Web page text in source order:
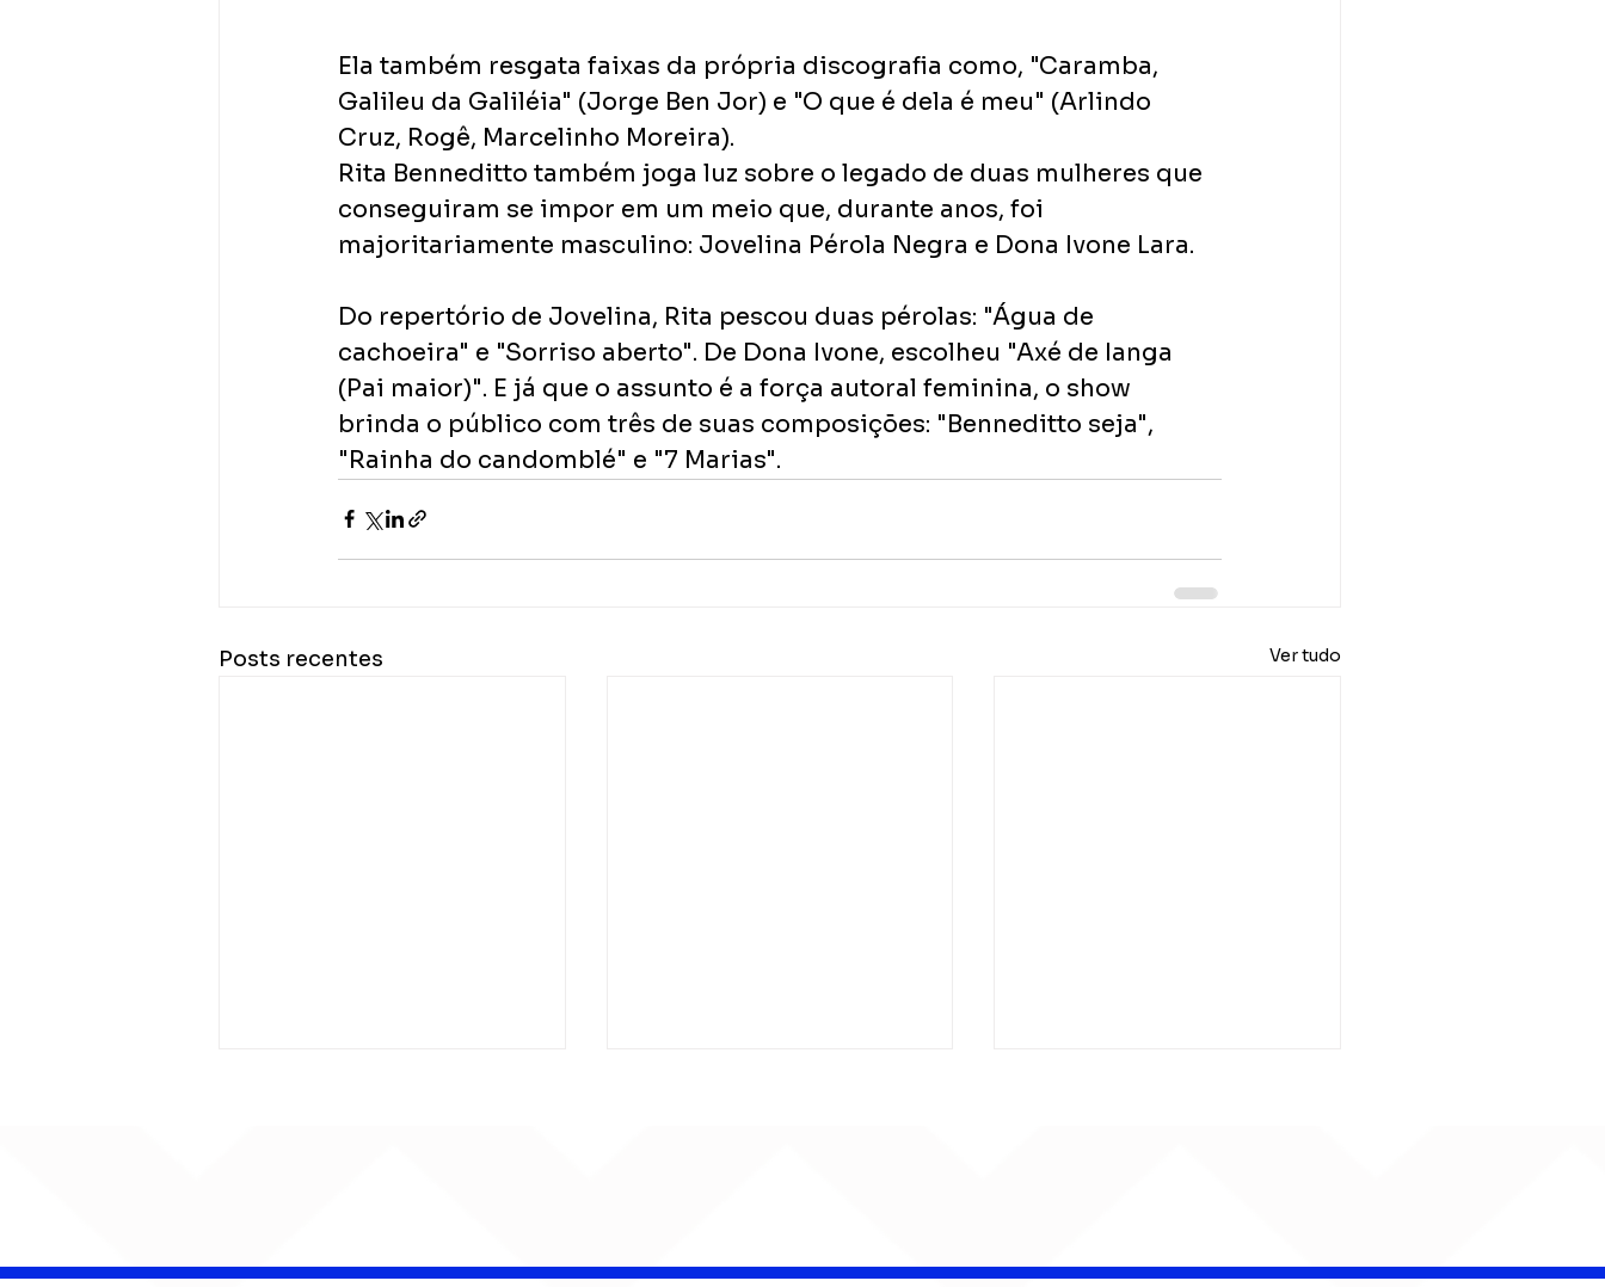
Ela também resgata faixas da própria discografia como, "Caramba,
Galileu da Galiléia" (Jorge Ben Jor) e "O que é dela é meu" (Arlindo
Cruz, Rogê, Marcelinho Moreira).
Rita Benneditto também joga luz sobre o legado de duas mulheres que
conseguiram se impor em um meio que, durante anos, foi
majoritariamente masculino: Jovelina Pérola Negra e Dona Ivone Lara.
Do repertório de Jovelina, Rita pescou duas pérolas: "Água de
cachoeira" e "Sorriso aberto". De Dona Ivone, escolheu "Axé de Ianga
(Pai maior)". E já que o assunto é a força autoral feminina, o show
brinda o público com três de suas composições: "Benneditto seja",
"Rainha do candomblé" e "7 Marias".
Posts recentes Ver tudo